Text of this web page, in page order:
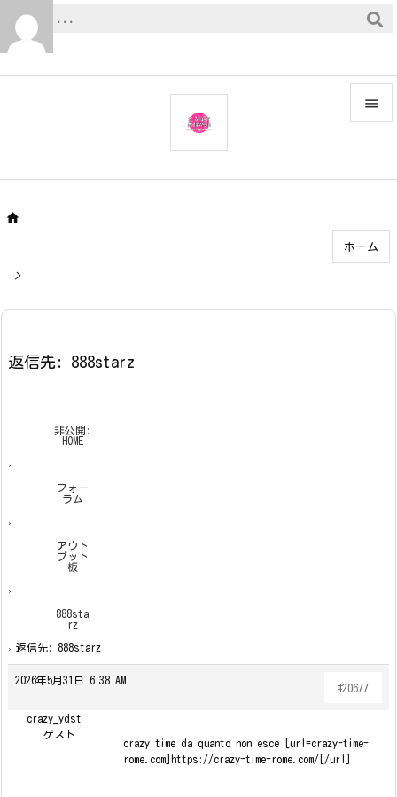



前へ

ホーム
>
返信先: 888starz
非公開:
HOME
›
フォー
ラム
›
アウト
プット
板
›
888sta
rz
› 返信先: 888starz
2026年5月31日 6:38 AM
#20677
crazy_ydst
ゲスト
crazy time da quanto non esce [url=crazy-time-
rome.com]https://crazy-time-rome.com/[/url]